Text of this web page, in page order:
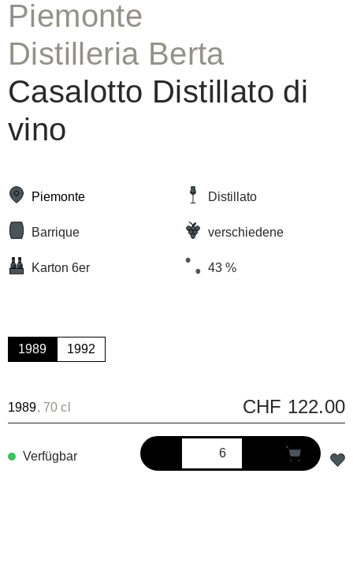
Piemonte
Distilleria Berta
Casalotto Distillato di
vino
Piemonte Distillato
Barrique verschiedene
Karton 6er 43 %
1989 1992
1989, 70 cl CHF 122.00
Verfügbar